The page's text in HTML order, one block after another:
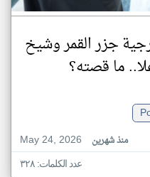
جزر القمر وشيخ
ما قصته؟
May 24, 2026
منذ شهرين
عدد الكلمات: ٣٢٨